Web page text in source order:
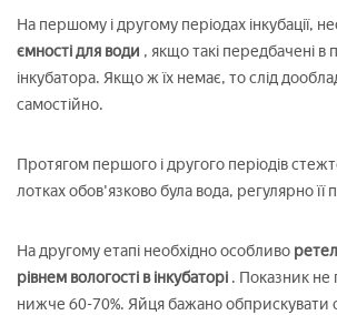
На першому і другому періодах інкубації,
ємності для води , якщо такі передбачені в
інкубатора. Якщо ж їх немає, то слід
самостійно.
Протягом першого і другого періодів
лотках обов'язково була вода, регулярно її
На другому етапі необхідно особливо
рівнем вологості в інкубаторі . Показник не
нижче 60-70%. Яйця бажано обприскувати